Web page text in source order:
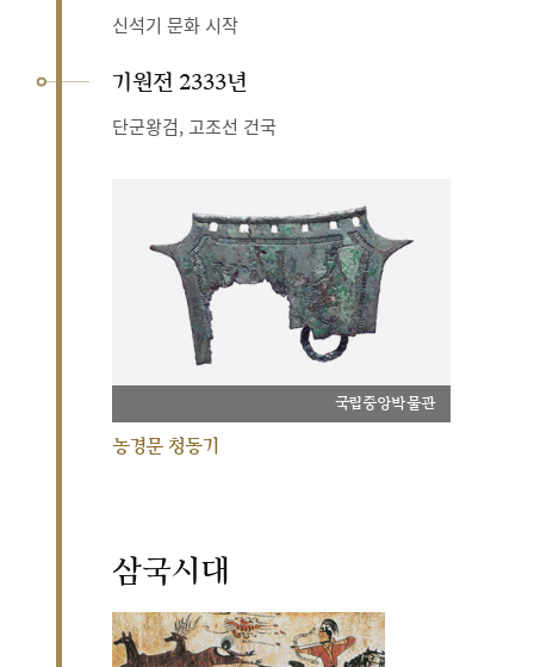
신석기 문화 시작
기원전 2333년
단군왕검, 고조선 건국
국립중앙박물관
농경문 청동기
삼국시대